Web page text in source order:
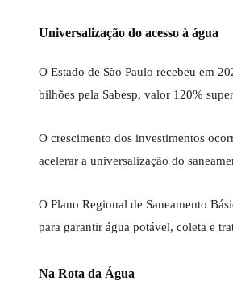
Universalização do acesso à água
O Estado de São Paulo recebeu em
bilhões pela Sabesp, valor 120%
O crescimento dos investimentos
acelerar a universalização do
O Plano Regional de Saneamento
para garantir água potável, coleta e
Na Rota da Água